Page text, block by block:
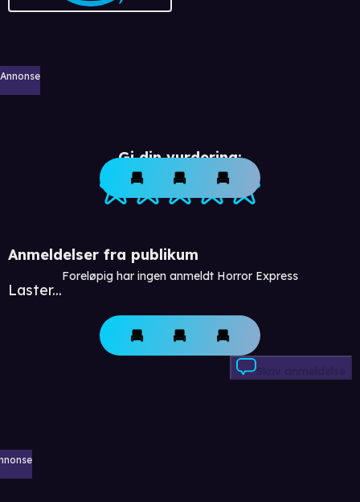
Annonse
Gi din vurdering:
Anmeldelser fra publikum
Laster...
Foreløpig har ingen anmeldt Horror Express
Skriv anmeldelse